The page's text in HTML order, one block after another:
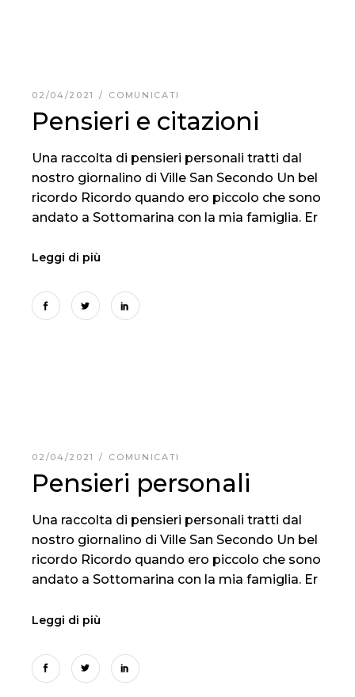
02/04/2021 COMUNICATI
Pensieri e citazioni
Una raccolta di pensieri personali tratti dal
nostro giornalino di Ville San Secondo Un bel
ricordo Ricordo quando ero piccolo che sono
andato a Sottomarina con la mia famiglia. Er
Leggi di più
02/04/2021 COMUNICATI
Pensieri personali
Una raccolta di pensieri personali tratti dal
nostro giornalino di Ville San Secondo Un bel
ricordo Ricordo quando ero piccolo che sono
andato a Sottomarina con la mia famiglia. Er
Leggi di più